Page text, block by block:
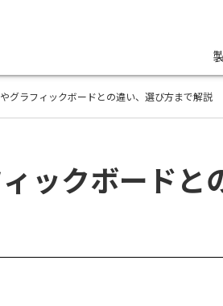
グラフィックボードとの違い、選び方まで解説
ックボードと